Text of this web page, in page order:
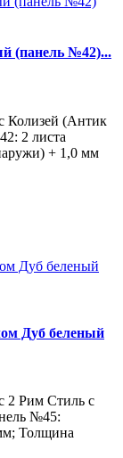
(панель №42)...
Колизей (Антик
2 листа
+ 1,0 мм
Дуб беленый
2 Рим Стиль с
№45:
Толщина